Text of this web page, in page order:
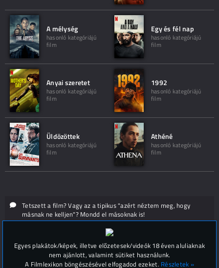
A mélység
hasonló kategóriájú
film
Egy és fél nap
hasonló kategóriájú
film
Anyai szeretet
hasonló kategóriájú
film
1992
hasonló kategóriájú
film
Üldözöttek
hasonló kategóriájú
film
Athéné
hasonló kategóriájú
film
Tetszett a film? Vagy az a tipikus "azért néztem meg, hogy
másnak ne kelljen"? Mondd el másoknak is!
Hozzászólások (
Egyes plakátok/képek, illetve előzetesek/videók 18 éven aluliaknak
nem ajánlott, valamint sütiket használunk.
A Filmlexikon böngészésével elfogadod ezeket. Részletek »